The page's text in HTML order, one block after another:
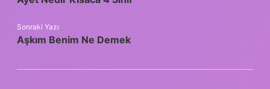
Sonraki Yazı
Aşkım Benim Ne Demek